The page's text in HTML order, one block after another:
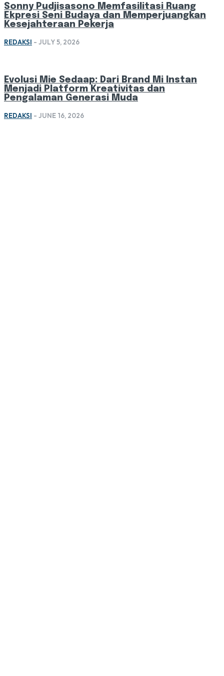
Sonny Pudjisasono Memfasilitasi Ruang
Ekpresi Seni Budaya dan Memperjuangkan
Kesejahteraan Pekerja
REDAKSI - JULY 5, 2026
Evolusi Mie Sedaap: Dari Brand Mi Instan
Menjadi Platform Kreativitas dan
Pengalaman Generasi Muda
REDAKSI - JUNE 16, 2026